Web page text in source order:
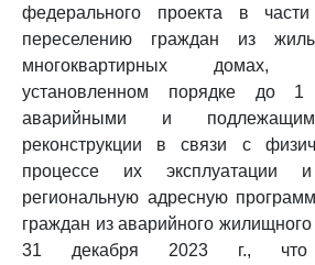
федерального проекта в
переселению граждан из
многоквартирных домах,
установленном порядке до
аварийными и
реконструкции в связи с
процессе их эксплуатации
региональную адресную
граждан из аварийного
31 декабря 2023 г., что